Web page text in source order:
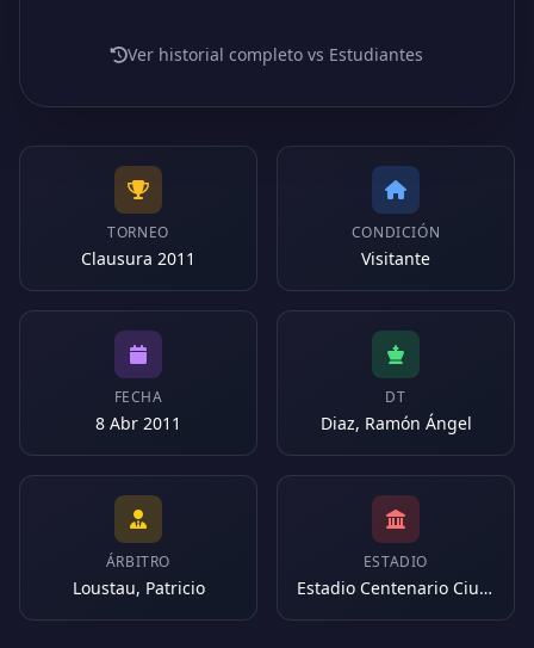
Ver historial completo vs Estudiantes
TORNEO
Clausura 2011
CONDICIÓN
Visitante
FECHA
8 Abr 2011
DT
Diaz, Ramón Ángel
ÁRBITRO
Loustau, Patricio
ESTADIO
Estadio Centenario Ciudad de Quilmes (Argentina)